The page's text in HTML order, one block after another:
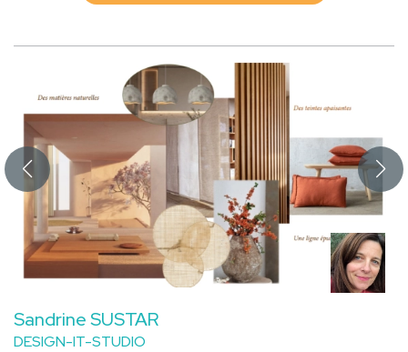
Sandrine SUSTAR
DESIGN-IT-STUDIO